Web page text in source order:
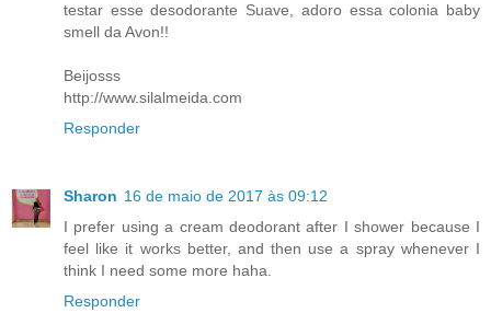
testar esse desodorante Suave, adoro essa colonia baby
smell da Avon!!
Beijosss
http://www.silalmeida.com
Responder
Sharon 16 de maio de 2017 às 09:12
I prefer using a cream deodorant after I shower because I
feel like it works better, and then use a spray whenever I
think I need some more haha.
Responder